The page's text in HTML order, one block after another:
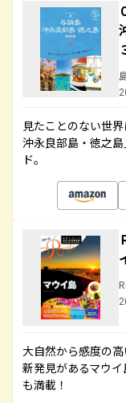
見たことのない世
沖永良部島・徳之
ド。
大自然から感度の
新発見があるマウ
も満載！